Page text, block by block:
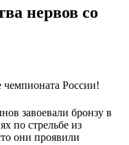
нервов со
чемпионата России!
завоевали бронзу в
по стрельбе из
они проявили